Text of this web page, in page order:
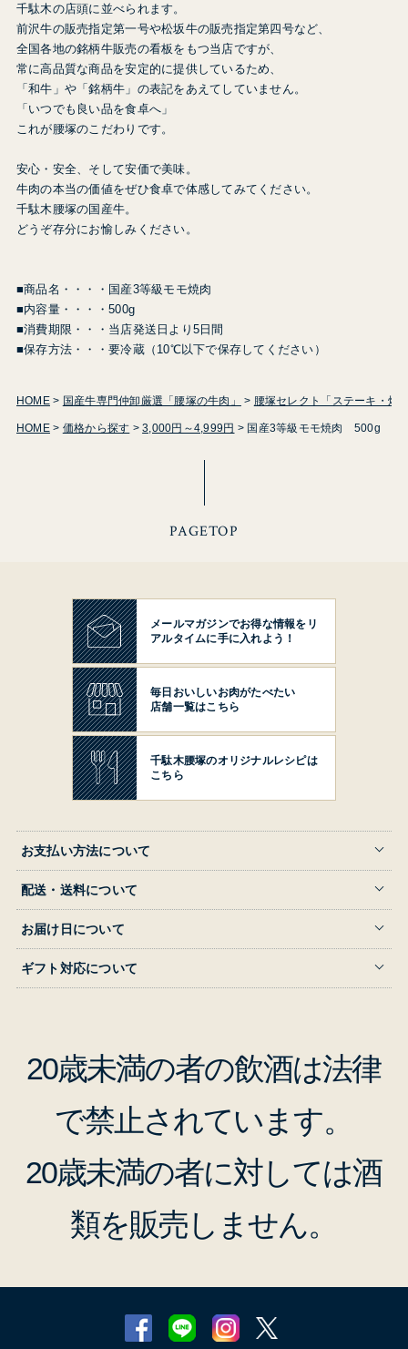
千駄木の店頭に並べられます。
前沢牛の販売指定第一号や松坂牛の販売指定第四号など、
全国各地の銘柄牛販売の看板をもつ当店ですが、
常に高品質な商品を安定的に提供しているため、
「和牛」や「銘柄牛」の表記をあえてしていません。
「いつでも良い品を食卓へ」
これが腰塚のこだわりです。
安心・安全、そして安価で美味。
牛肉の本当の価値をぜひ食卓で体感してみてください。
千駄木腰塚の国産牛。
どうぞ存分にお愉しみください。
■商品名・・・・国産3等級モモ焼肉
■内容量・・・・500g
■消費期限・・・当店発送日より5日間
■保存方法・・・要冷蔵（10℃以下で保存してください）
HOME 国産牛専門仲卸厳選「腰塚の牛肉」 腰塚セレクト「ステーキ・焼
HOME 価格から探す 3,000円～4,999円 国産3等級モモ焼肉 500g 【
PAGETOP
メールマガジンでお得な情報を リ
アルタイムに手に入れよう！
毎日おいしいお肉がたべたい
店舗一覧はこちら
千駄木腰塚のオリジナルレシピは
こちら
お支払い方法について
配送・送料について
お届け日について
ギフト対応について
20歳未満の者の飲酒は法律
で禁止されています。
20歳未満の者に対しては酒
類を販売しません。